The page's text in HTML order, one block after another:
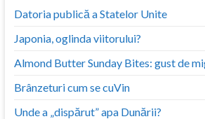
Datoria publică a Statelor Unite
Japonia, oglinda viitorului?
Almond Butter Sunday Bites: gust de
Brânzeturi cum se cuVin
Unde a „dispărut” apa Dunării?